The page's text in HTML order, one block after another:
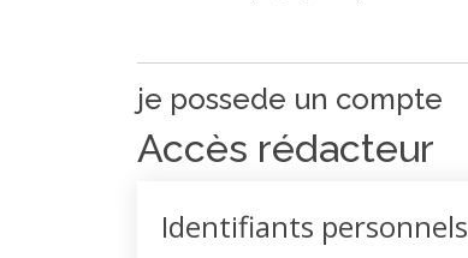
je possede un compte
Accès rédacteur
Identifiants personnels